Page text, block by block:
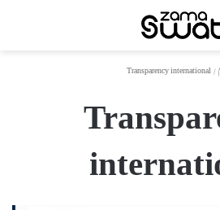
/
Transparency international